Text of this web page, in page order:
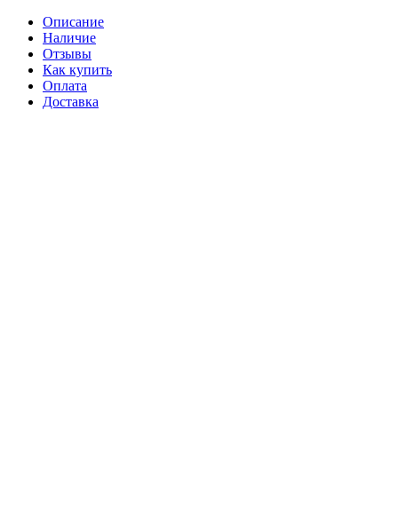
Описание
Наличие
Отзывы
Как купить
Оплата
Доставка